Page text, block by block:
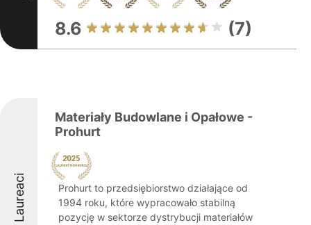
8.6 (7)
Laureaci
Materiały Budowlane i Opałowe -
Prohurt
Prohurt to przedsiębiorstwo działające od
1994 roku, które wypracowało stabilną
pozycję w sektorze dystrybucji materiałów